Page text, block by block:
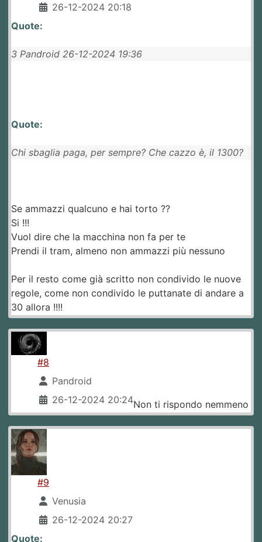
26-12-2024 20:18
Quote:
3 Pandroid 26-12-2024 19:36
Quote:
Chi sbaglia paga, per sempre? Che cazzo è, il 1300?
Se ammazzi qualcuno e hai torto ??
Si !!!
Vuol dire che la macchina non fa per te
Prendi il tram, almeno non ammazzi più nessuno
Per il resto come già scritto non condivido le nuove
regole, come non condivido le puttanate di andare a
30 allora !!!!
#8
Pandroid
26-12-2024 20:24Non ti rispondo nemmeno
#9
Venusia
26-12-2024 20:27
Quote: